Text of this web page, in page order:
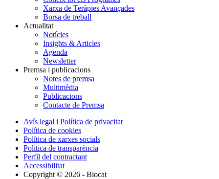
Xarxa de Teràpies Avançades
Borsa de treball
Actualitat
Notícies
Insights & Articles
Agenda
Newsletter
Premsa i publicacions
Notes de premsa
Multimèdia
Publicacions
Contacte de Premsa
Avís legal i Política de privacitat
Política de cookies
Política de xarxes socials
Política de transparència
Perfil del contractant
Accessibilitat
Copyright © 2026 - Biocat